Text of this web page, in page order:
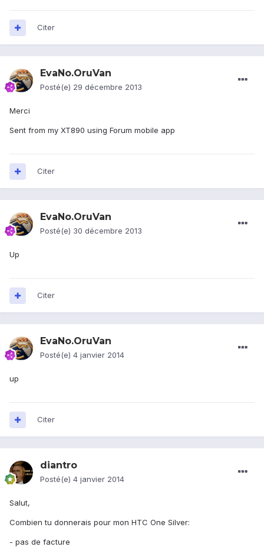
Citer
EvaNo.OruVan
Posté(e) 29 décembre 2013
Merci
Sent from my XT890 using Forum mobile app
Citer
EvaNo.OruVan
Posté(e) 30 décembre 2013
Up
Citer
EvaNo.OruVan
Posté(e) 4 janvier 2014
up
Citer
diantro
Posté(e) 4 janvier 2014
Salut,
Combien tu donnerais pour mon HTC One Silver:
- pas de facture